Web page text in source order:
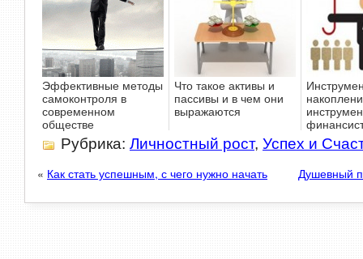
Эффективные методы
самоконтроля в
современном
обществе
Что такое активы и
пассивы и в чем они
выражаются
Рубрика: Личностный рост, Успех и
« Как стать успешным, с чего нужно начать Душевный